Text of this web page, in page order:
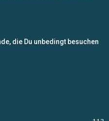
die Du unbedingt besuchen